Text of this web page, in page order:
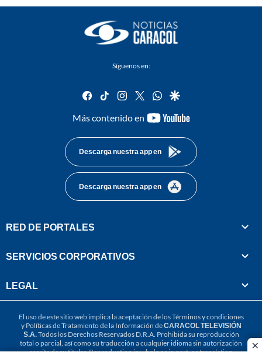
Síguenos en:
facebook
tiktok instagram
twitterwhatsapp
google
Más contenido en
youtube-
Descarga nuestra app en
Descarga nuestra app en
RED DE PORTALES
SERVICIOS CORPORATIVOS
LEGAL
El uso de este sitio web implica la aceptación de losTérminos y condiciones
y Políticas de Tratamiento de la Información deCARACOL TELEVISIÓN
S.A.Todos los Derechos Reservados D.R.A. Prohibida su reproducción
total o parcial, así como su traducción a cualquier idioma sin autorización